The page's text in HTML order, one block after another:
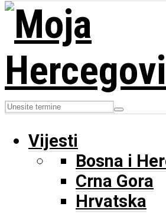
Vijesti
Bosna i
Crna Gora
Hrvatska